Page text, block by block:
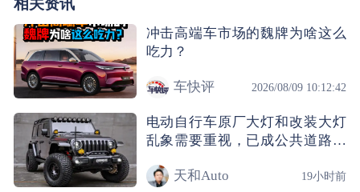
相关资讯
冲击高端车市场的魏牌为啥这么
吃力？
车快评 2026/08/09 10:12:42
电动自行车原厂大灯和改装大灯
乱象需要重视，已成公共道路的
天和Auto
19小时前